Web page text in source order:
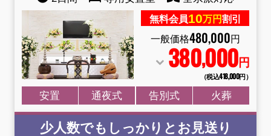
無料会員10万円割引
一般価格480,000円
380,000円
（税込418,000円）
安置 通夜式 告別式 火葬
少人数でもしっかりとお見送り